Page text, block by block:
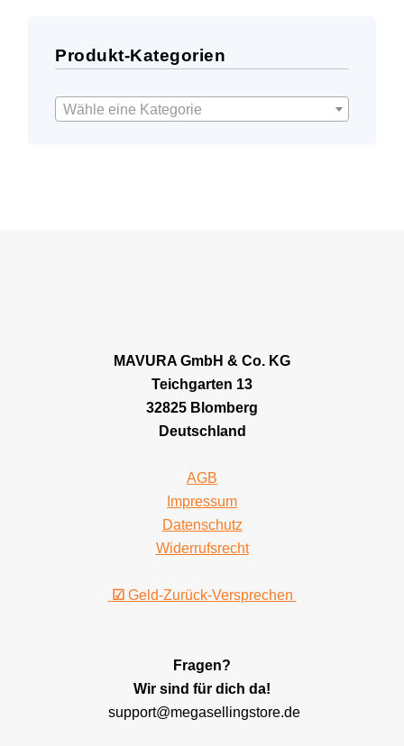
Produkt-Kategorien
Wähle eine Kategorie
MAVURA GmbH & Co. KG
Teichgarten 13
32825 Blomberg
Deutschland
AGB
Impressum
Datenschutz
Widerrufsrecht
☑ Geld-Zurück-Versprechen
Fragen?
Wir sind für dich da!
support@megasellingstore.de